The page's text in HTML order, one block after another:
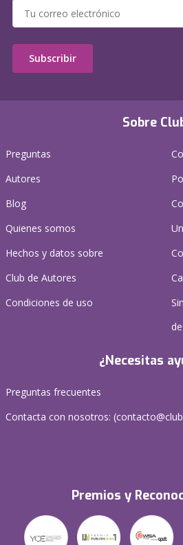
Sobre
Preguntas
Autores
Blog
Quienes somos
Hechos y datos sobre
Club de Autores
Condiciones de uso
¿Necesitas
Preguntas frecuentes
Contacta con nosotros: (
Premios y
Subscribir